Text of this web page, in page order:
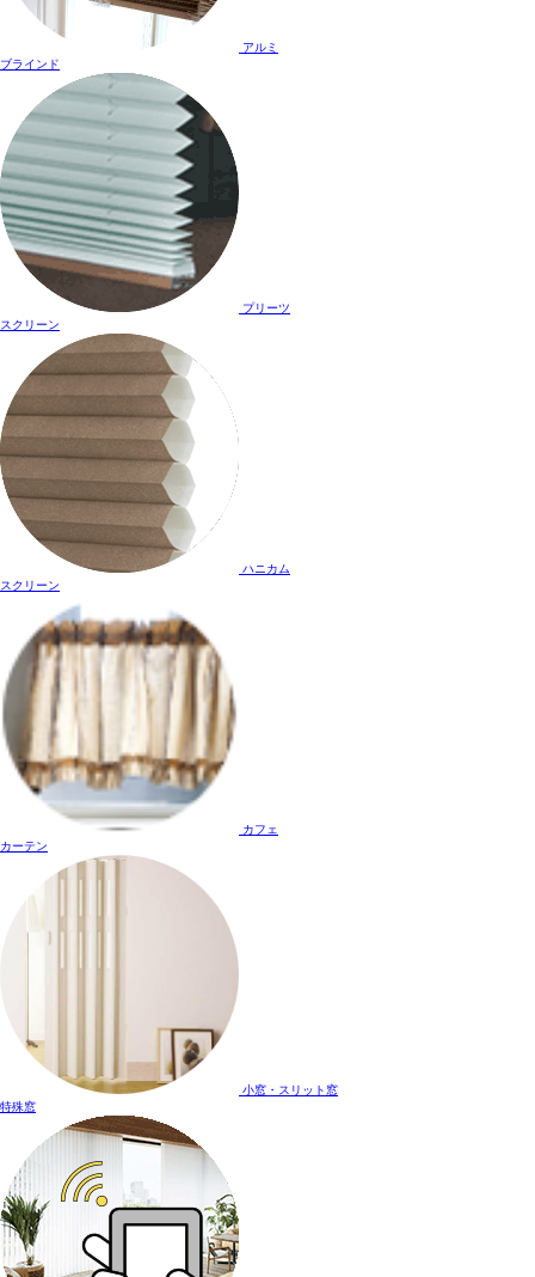
アルミ
ブラインド
プリーツ
スクリーン
ハニカム
スクリーン
カフェ
カーテン
小窓・スリット窓
特殊窓